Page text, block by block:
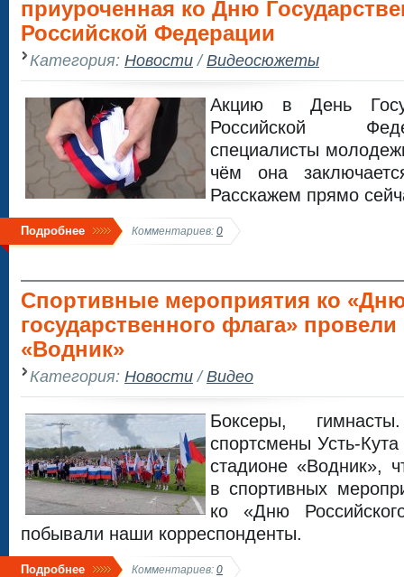
приуроченная ко Дню
Российской Федерации
Категория: Новости/Видеосюжеты
Акцию в День
Российской
специалисты
чём она
Расскажем прямо
Подробнее Комментариев: 0
Спортивные мероприятия ко
государственного флага»
«Водник»
Категория: Новости/Видео
Боксеры,
спортсмены Усть-
стадионе «Водник»,
в спортивных
ко «Дню
побывали наши корреспонденты.
Подробнее Комментариев: 0